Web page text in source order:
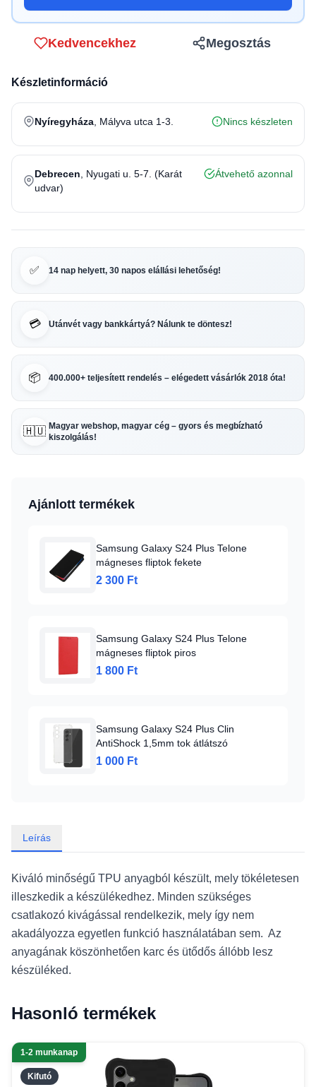
Kedvencekhez Megosztás
Készletinformáció
Nyíregyháza , Mályva utca 1-3. Nincs készleten
Debrecen , Nyugati u. 5-7. (Karát
udvar)
Átvehető azonnal
✅ 14 nap helyett, 30 napos elállási lehetőség!
💳 Utánvét vagy bankkártyá? Nálunk te döntesz!
📦 400.000+ teljesített rendelés – elégedett vásárlók 2018 óta!
🇭🇺 Magyar webshop, magyar cég – gyors és megbízható
kiszolgálás!
Ajánlott termékek
Samsung Galaxy S24 Plus Telone
mágneses fliptok fekete
2 300 Ft
Samsung Galaxy S24 Plus Telone
mágneses fliptok piros
1 800 Ft
Samsung Galaxy S24 Plus Clin
AntiShock 1,5mm tok átlátszó
1 000 Ft
Leírás
Kiváló minőségű TPU anyagból készült, mely tökéletesen
illeszkedik a készülékedhez. Minden szükséges
csatlakozó kivágással rendelkezik, mely így nem
akadályozza egyetlen funkció használatában sem. Az
anyagának köszönhetően karc és ütődős állóbb lesz
készüléked.
Hasonló termékek
Kifutó
1-2 munkanap